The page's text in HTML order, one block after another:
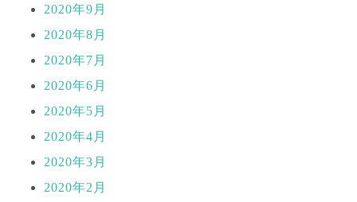
2020年9月
2020年8月
2020年7月
2020年6月
2020年5月
2020年4月
2020年3月
2020年2月